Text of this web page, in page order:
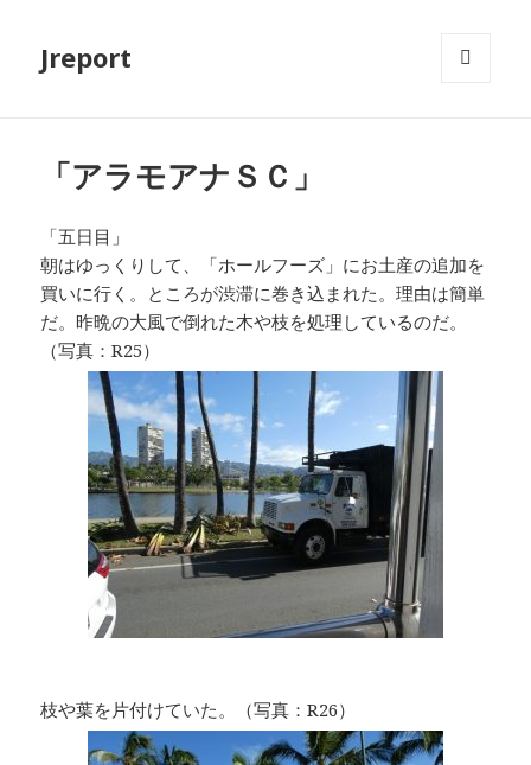
Jreport
「アラモアナＳＣ」
「五日目」
朝はゆっくりして、「ホールフーズ」にお土産の追加を
買いに行く。ところが渋滞に巻き込まれた。理由は簡単
だ。昨晩の大風で倒れた木や枝を処理しているのだ。
（写真：R25）
枝や葉を片付けていた。（写真：R26）